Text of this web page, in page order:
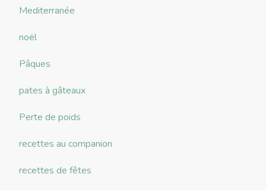
Mediterranée
noël
Pâques
pates à gâteaux
Perte de poids
recettes au companion
recettes de fêtes